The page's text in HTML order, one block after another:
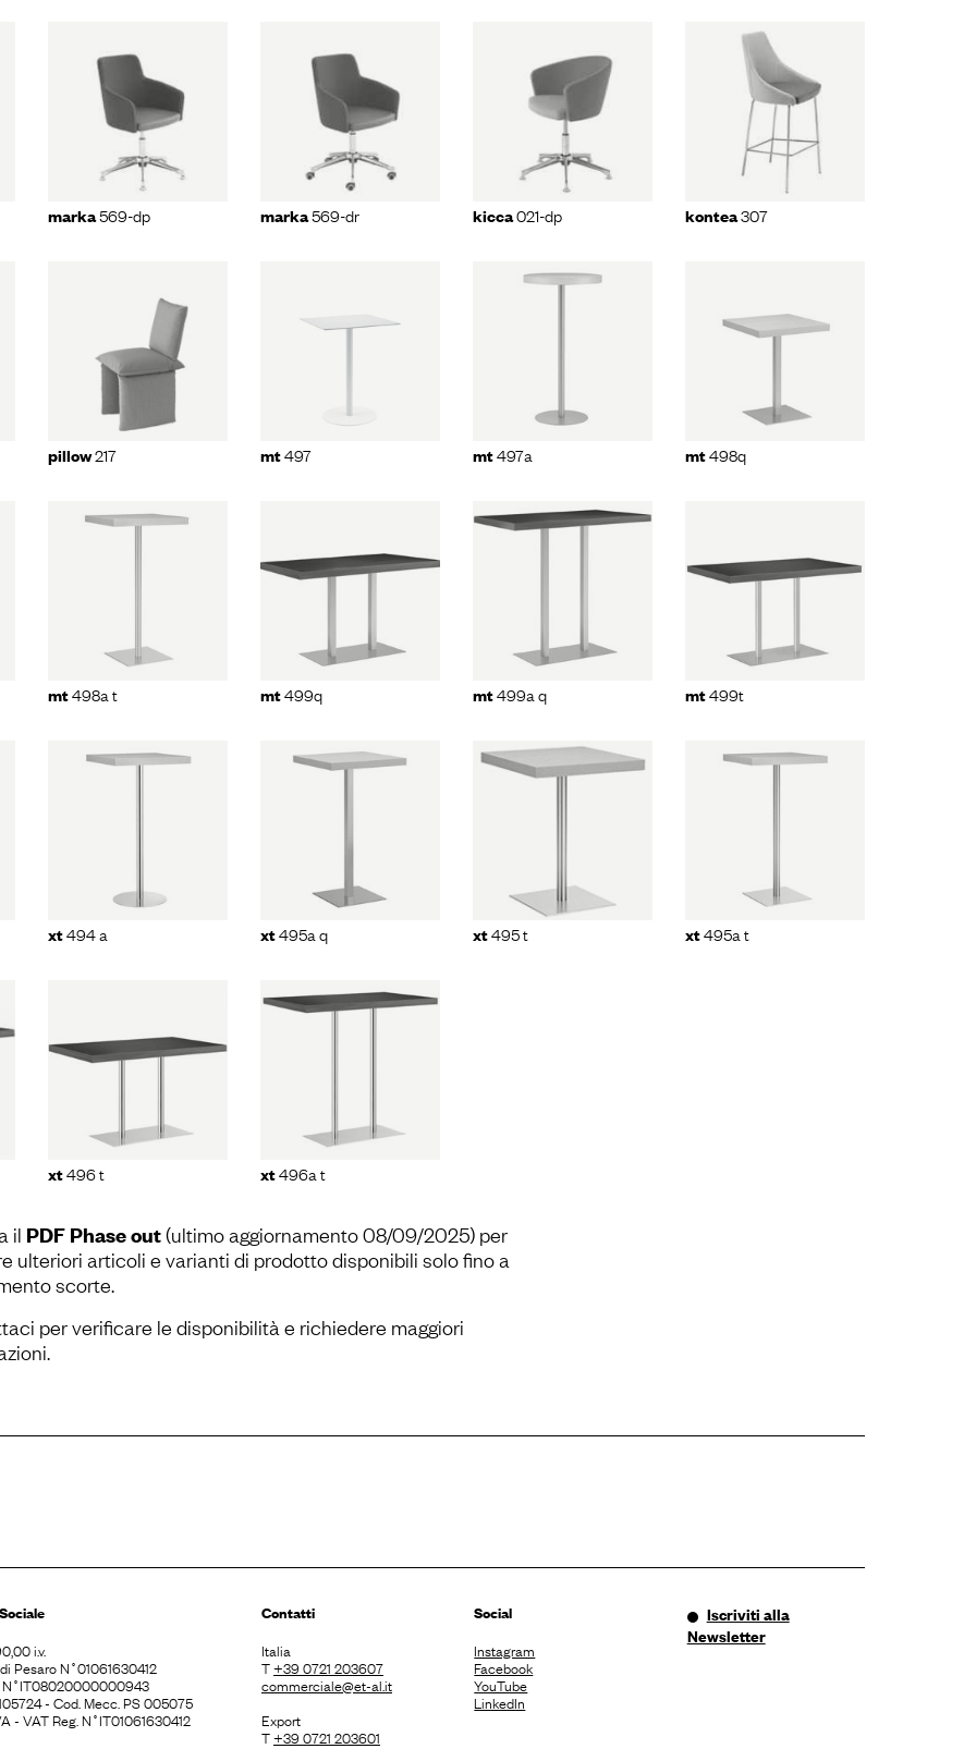
marka569-dp
marka
dr
marka569-dr
kicca021-
dp
kicca021-dp
kontea
kontea307
pillow217
mt497
mt497 mt497a mt498q
mt498a t mt499q
mt499a q
mt499a q mt499t
xt494 a xt495a q xt495 t xt495a t
xt496 t
xt496a t
xt496a t
il PDF Phase out(ultimo aggiornamento 08/09/2025) per
ulteriori articoli e varianti di prodotto disponibili solo fino a
scorte.
per verificare le disponibilità e richiedere maggiori
i.v.
Pesaro N˚01061630412
N˚IT08020000000943
- Cod. Mecc. PS 005075
- VAT Reg. N˚IT01061630412
Contatti
Italia
T+39 0721 203607
commerciale@et-al.it
Export
T+39 0721 203601
Social
Instagram
Facebook
YouTube
LinkedIn
Iscriviti alla
Newsletter